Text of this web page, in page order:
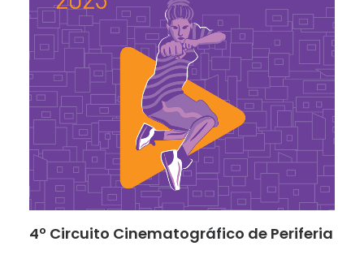
4º Circuito Cinematográfico de Periferia